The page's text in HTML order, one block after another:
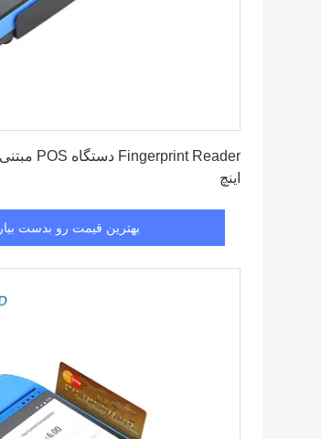
اینچ
بهترین قیمت رو بدست بیار